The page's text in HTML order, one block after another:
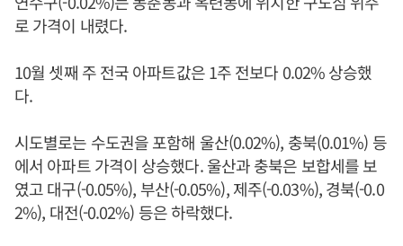
로 가격이 내렸다.
10월 셋째 주 전국 아파트값은 1주 전보다 0.02% 상승했
다.
시도별로는 수도권을 포함해 울산(0.02%), 충북(0.01%) 등
에서 아파트 가격이 상승했다. 울산과 충북은 보합세를 보
였고 대구(-0.05%), 부산(-0.05%), 제주(-0.03%), 경북(-0.0
2%), 대전(-0.02%) 등은 하락했다.